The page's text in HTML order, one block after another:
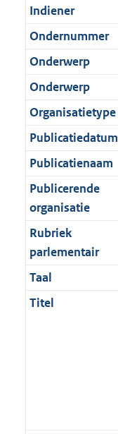
Indiener
Ondernummer
Onderwerp
Onderwerp
Organisatietype
Publicatiedatum
Publicatienaam
Publicerende
organisatie
Rubriek
parlementair
Taal
Titel